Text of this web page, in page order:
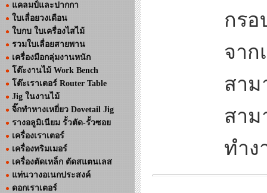
แคลมป์และปากกา
ใบเลื่อยวงเดือน
ใบกบ ใบเครื่องไสไม้
รวมใบเลื่อยสายพาน
เครื่องมือกลุ่มงานหนัก
โต๊ะงานไม้ Work Bench
โต๊ะเราเตอร์ Router Table
Jig ในงานไม้
จิ๊กทำหางเหยี่ยว Dovetail Jig
รางอลูมิเนียม รั้วตัด-รั้วซอย
เครื่องเราเตอร์
เครื่องทริมเมอร์
เครื่องตัดเหล็ก ตัดสแตนเลส
แท่นวางอเนกประสงค์
ดอกเราเตอร์
กรอ
จาก
สาม
สาม
ทำง